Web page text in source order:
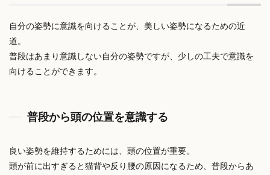
自分の姿勢に意識を向けることが、美しい姿勢になるための近
道。
普段はあまり意識しない自分の姿勢ですが、少しの工夫で意識を
向けることができます。
普段から頭の位置を意識する
良い姿勢を維持するためには、頭の位置が重要。
頭が前に出すぎると猫背や反り腰の原因になるため、普段からあ